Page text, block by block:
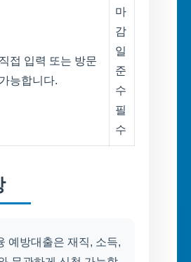
접 입력 또는 방문
능합니다.
마
감
일
준
수
필
수
예방대출은 재직, 소득,